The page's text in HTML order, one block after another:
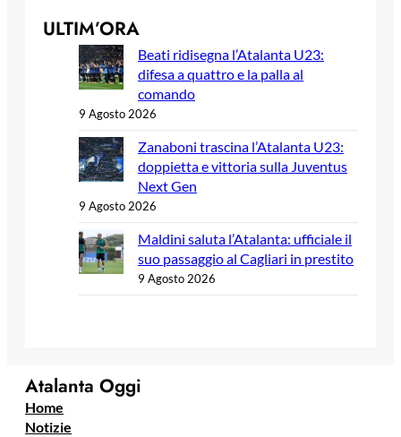
ULTIM’ORA
Beati ridisegna l’Atalanta U23:
difesa a quattro e la palla al
comando
9 Agosto 2026
Zanaboni trascina l’Atalanta U23:
doppietta e vittoria sulla Juventus
Next Gen
9 Agosto 2026
Maldini saluta l’Atalanta: ufficiale il
suo passaggio al Cagliari in prestito
9 Agosto 2026
Atalanta Oggi
Home
Notizie